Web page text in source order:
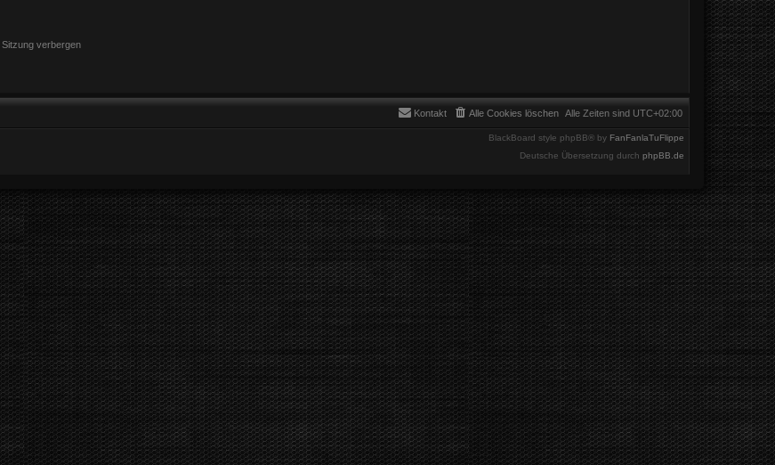
verbergen
Alle Zeiten sind UTC+02:00
Alle Cookies löschen
Kontakt
BlackBoard style phpBB® by FanFanlaTuFlippe
Deutsche Übersetzung durch phpBB.de